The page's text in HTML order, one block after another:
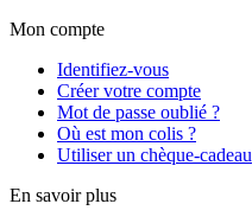
Mon compte
Identifiez-vous
Créer votre compte
Mot de passe oublié ?
Où est mon colis ?
Utiliser un chèque-cadeau
En savoir plus